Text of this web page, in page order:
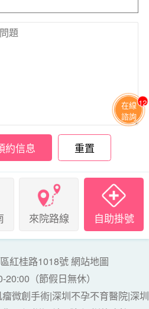
約信息 重置
來院路線 自助掛號
紅桂路1018號網站地圖
（節假日無休）
微創手術|深圳不孕不育醫院|深圳
在線
諮詢
12